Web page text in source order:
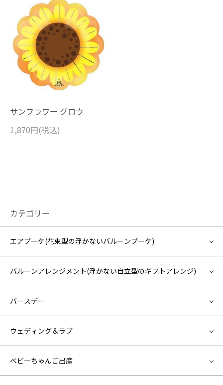
サンフラワー グロウ
1,870円(税込)
カテゴリー
エアブーケ(花束型の浮かないバルーンブーケ)
バルーンアレンジメント(浮かない自立型のギフトアレンジ)
バースデー
ウェディング＆ラブ
ベビーちゃんご出産